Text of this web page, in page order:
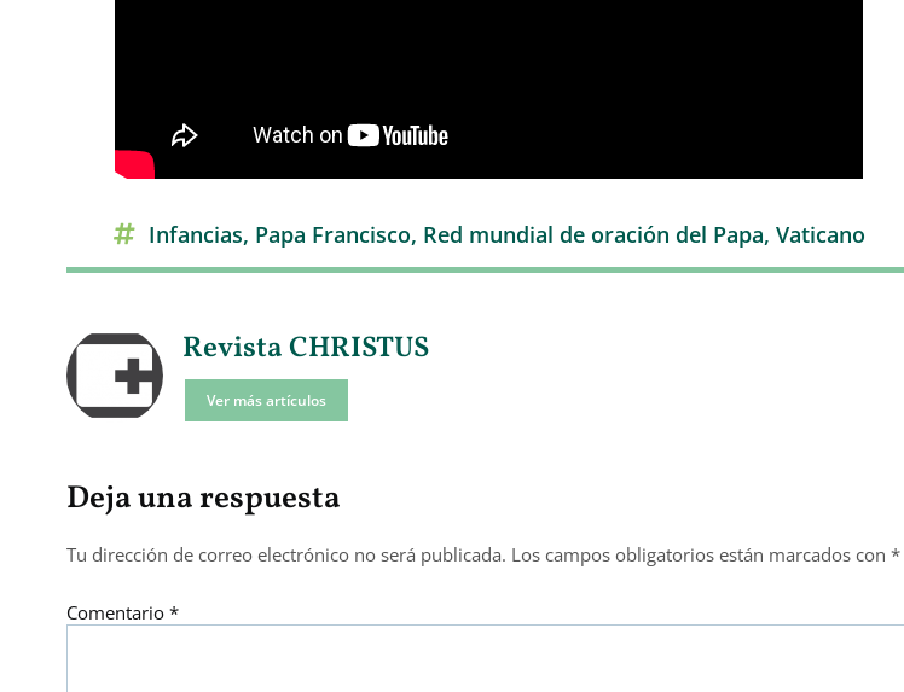
Infancias, Papa Francisco, Red mundial de oración del Papa, Vaticano
Revista CHRISTUS
Ver más artículos
Deja una respuesta
Tu dirección de correo electrónico no será publicada. Los campos obligatorios están marcados con *
Comentario *